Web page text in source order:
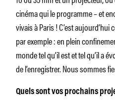
cinéma qui le programme – et
vivais à Paris ! C’est
par exemple : en plein
monde tel qu’il est et tel qu’il a
de l’enregistrer. Nous sommes
Quels sont vos prochains